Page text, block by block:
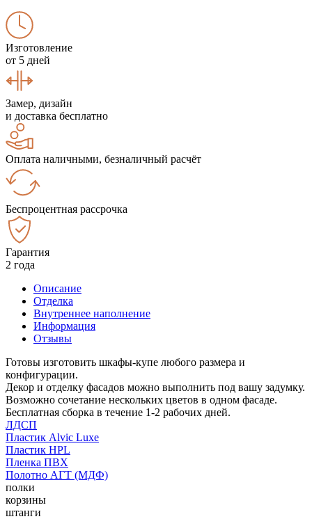
Изготовление
от 5 дней
Замер, дизайн
и доставка бесплатно
Оплата наличными, безналичный расчёт
Беспроцентная рассрочка
Гарантия
2 года
Описание
Отделка
Внутреннее наполнение
Информация
Отзывы
Готовы изготовить шкафы-купе любого размера и
конфигурации.
Декор и отделку фасадов можно выполнить под вашу задумку.
Возможно сочетание нескольких цветов в одном фасаде.
Бесплатная сборка в течение 1-2 рабочих дней.
ЛДСП
Пластик Alvic Luxe
Пластик HPL
Пленка ПВХ
Полотно АГТ (МДФ)
полки
корзины
штанги